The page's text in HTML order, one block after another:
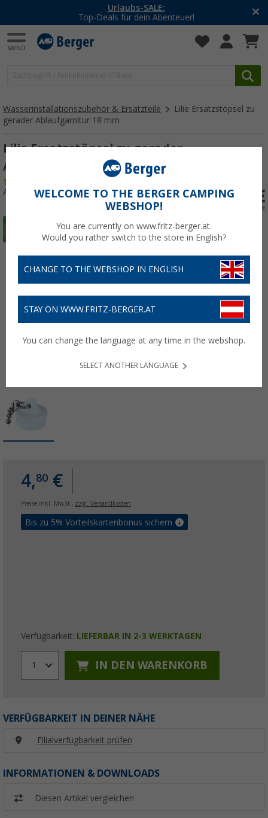
Urlaubs-SALE:
Top-Deals für dein Abenteuer!
Wasserinstallationszubehör & Ersatzteile
Lilie Ersatzstöpsel zu
gerader Ablaufgarnitur 18 mm
Lilie Ersatzstöpsel zu gerader
Ablaufgarnitur 18 mm
Art.-Nr.: 152740
4,80 €
Preise inkl. MwSt., zzgl. Versandkosten
Bis zu 5% Vorteilskartenbonus sichern
Verfügbarkeit: LIEFERBAR IN 2-3 WERKTAGEN
1 IN DEN WARENKORB
VERFÜGBARKEIT IN DEINER NÄHE
Filialverfügbarkeit prüfen
INFORMATIONEN & DOWNLOADS
Diesen Artikel vergleichen
WELCOME TO THE BERGER CAMPING
WEBSHOP!
You are currently on www.fritz-berger.at.
Would you rather switch to the store in English?
CHANGE TO THE WEBSHOP IN ENGLISH
STAY ON WWW.FRITZ-BERGER.AT
You can change the language at any time in the webshop.
SELECT ANOTHER LANGUAGE